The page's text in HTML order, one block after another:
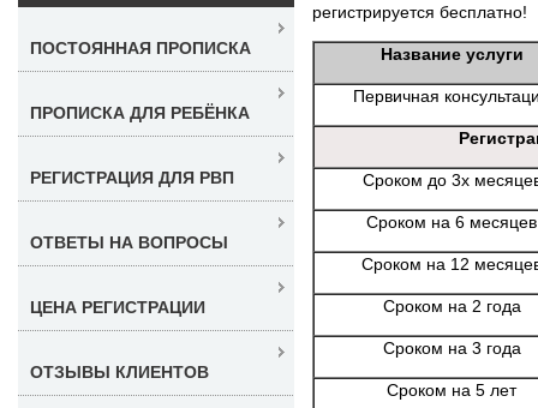
регистрируется бесплатно!
Название услуги
Первичная
Сроком до 3х
Сроком на 6 месяцев
Сроком на 12
Сроком на 2 года
Сроком на 3 года
Сроком на 5 лет
ПОСТОЯННАЯ ПРОПИСКА
ПРОПИСКА ДЛЯ РЕБЁНКА
РЕГИСТРАЦИЯ ДЛЯ РВП
ОТВЕТЫ НА ВОПРОСЫ
ЦЕНА РЕГИСТРАЦИИ
ОТЗЫВЫ КЛИЕНТОВ